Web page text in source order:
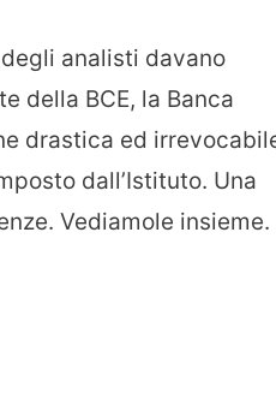
analisti davano
della BCE, la Banca
drastica ed
dall’Istituto. Una
Vediamole insieme.